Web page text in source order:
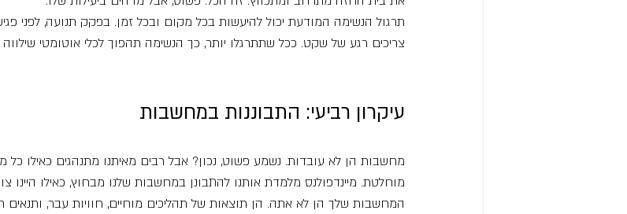
תרגול הנשימה המודעת יכול להיעשות בכל מקום ובכל זמן. בפקק תנועה, לפני
צריכים רגע של שקט. ככל שתתרגלו יותר, כך הנשימה תהפוך לכלי אוטומטי
עיקרון רביעי: התבוננות במחשבות
מחשבות הן לא עובדות. נשמע פשוט, נכון? אבל רבים מאיתנו מתנהגים כאילו
מוחלטת. מיינדפולנס מלמדת אותנו להתבונן במחשבות שלנו מבחוץ, כאילו היינו
המחשבות שלך הן לא אתה. הן תוצאות של תהליכים מוחיים, חוויות עבר, ותנאים